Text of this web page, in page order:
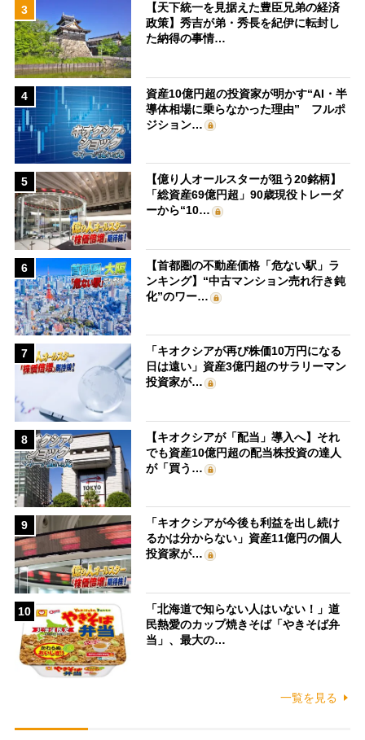
3
【天下統一を見据えた豊臣兄弟の経済
政策】秀吉が弟・秀長を紀伊に転封し
た納得の事情…
4
資産10億円超の投資家が明かす“AI・半
導体相場に乗らなかった理由” フルポ
ジション…
5
【億り人オールスターが狙う20銘柄】
「総資産69億円超」90歳現役トレーダ
ーから“10…
6
【首都圏の不動産価格「危ない駅」ラ
ンキング】“中古マンション売れ行き鈍
化”のワー…
7
「キオクシアが再び株価10万円になる
日は遠い」資産3億円超のサラリーマン
投資家が…
8
【キオクシアが「配当」導入へ】それ
でも資産10億円超の配当株投資の達人
が「買う…
9
「キオクシアが今後も利益を出し続け
るかは分からない」資産11億円の個人
投資家が…
10
「北海道で知らない人はいない！」道
民熱愛のカップ焼きそば「やきそば弁
当」、最大の…
一覧を見る